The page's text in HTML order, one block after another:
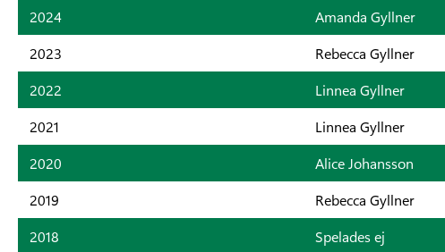
2024
Amanda Gyllner
2023
Rebecca Gyllner
2022
Linnea Gyllner
2021
Linnea Gyllner
2020
Alice Johansson
2019
Rebecca Gyllner
2018
Spelades ej